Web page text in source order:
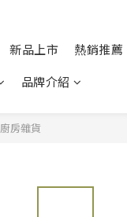
新品上市 熱銷推薦
品牌介紹
廚房雜貨